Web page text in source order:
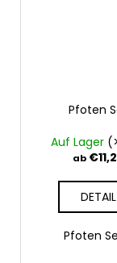
Pfoten
Auf Lager
ab
DETAIL
Pfoten